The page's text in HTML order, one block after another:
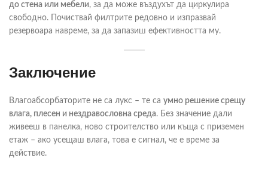
до стена или мебели, за да може въздухът да циркулира
свободно. Почиствай филтрите редовно и изпразвай
резервоара навреме, за да запазиш ефективността му.
Заключение
Влагоабсорбаторите не са лукс – те са умно решение срещу
влага, плесен и нездравословна среда. Без значение дали
живееш в панелка, ново строителство или къща с приземен
етаж – ако усещаш влага, това е сигнал, че е време за
действие.